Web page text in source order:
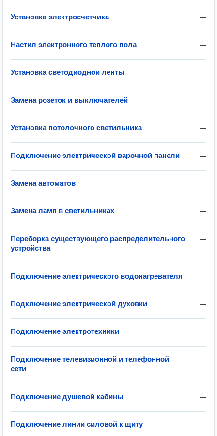
—
Установка электросчетчика
—
Настил электронного теплого пола
—
Установка светодиодной ленты
—
Замена розеток и выключателей
—
Установка потолочного светильника
—
Подключение электрической варочной панели
—
Замена автоматов
—
Замена ламп в светильниках
—
Переборка существующего распределительного
устройства
—
Подключение электрического водонагревателя
—
Подключение электрической духовки
—
Подключение электротехники
—
Подключение телевизионной и телефонной
сети
—
Подключение душевой кабины
—
Подключение линии силовой к щиту